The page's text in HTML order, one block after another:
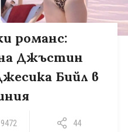
романс:
Джъстин
Бийл в
9472 44